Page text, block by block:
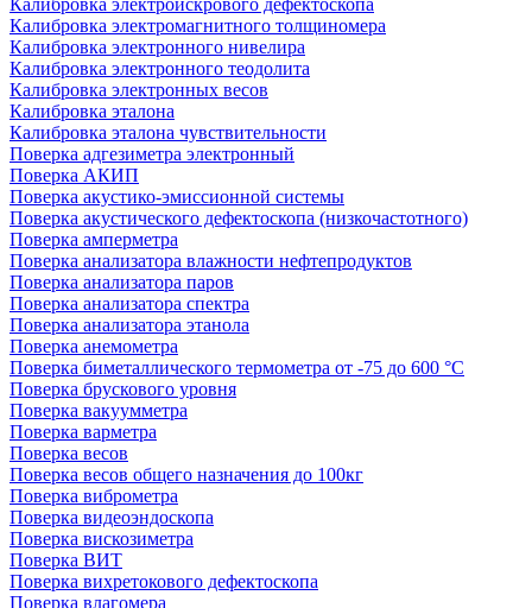
Калибровка электроискрового дефектоскопа
Калибровка электромагнитного толщиномера
Калибровка электронного нивелира
Калибровка электронного теодолита
Калибровка электронных весов
Калибровка эталона
Калибровка эталона чувствительности
Поверка адгезиметра электронный
Поверка АКИП
Поверка акустико-эмиссионной системы
Поверка акустического дефектоскопа (низкочастотного)
Поверка амперметра
Поверка анализатора влажности нефтепродуктов
Поверка анализатора паров
Поверка анализатора спектра
Поверка анализатора этанола
Поверка анемометра
Поверка биметаллического термометра от -75 до 600 °С
Поверка брускового уровня
Поверка вакуумметра
Поверка варметра
Поверка весов
Поверка весов общего назначения до 100кг
Поверка виброметра
Поверка видеоэндоскопа
Поверка вискозиметра
Поверка ВИТ
Поверка вихретокового дефектоскопа
Поверка влагомера